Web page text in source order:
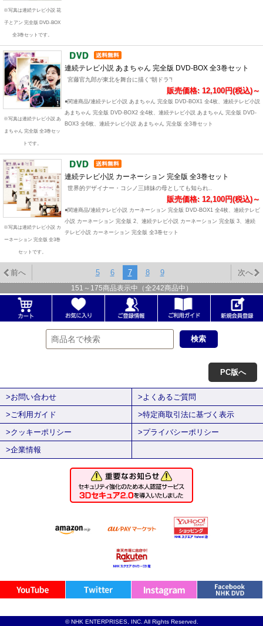
※写真は連続テレビ小説 花
子とアン 完全版 DVD-BOX
全3巻セットです。
※写真は連続テレビ小説 あ
まちゃん 完全版 全3巻セッ
トです。
連続テレビ小説 あまちゃん 完全版 DVD-BOX 全3巻セット
宮藤官九郎が東北を舞台に描く“朝ドラ”!
販売価格: 12,100円(税込)～
●関連商品/連続テレビ小説 あまちゃん 完全版 DVD-BOX1 全4枚、連続テレビ小説
あまちゃん 完全版 DVD-BOX2 全4枚、連続テレビ小説 あまちゃん 完全版 DVD-
BOX3 全6枚、連続テレビ小説 あまちゃん 完全版 全3巻セット
※写真は連続テレビ小説 カ
ーネーション 完全版 全3巻
セットです。
連続テレビ小説 カーネーション 完全版 全3巻セット
世界的デザイナー・コシノ三姉妹の母としても知られ..
販売価格: 12,100円(税込)～
●関連商品/連続テレビ小説 カーネーション 完全版 DVD-BOX1 全4枚、連続テレビ
小説 カーネーション 完全版 2、連続テレビ小説 カーネーション 完全版 3、連続
テレビ小説 カーネーション 完全版 全3巻セット
前へ 5 6 7 8 9 次へ
151 ～ 175商品表示中（全242商品中）
PC版へ
>お問い合わせ
>よくあるご質問
>ご利用ガイド
>特定商取引法に基づく表示
>クッキーポリシー
>プライバシーポリシー
>企業情報
© NHK ENTERPRISES, INC. All Rights Reserved.